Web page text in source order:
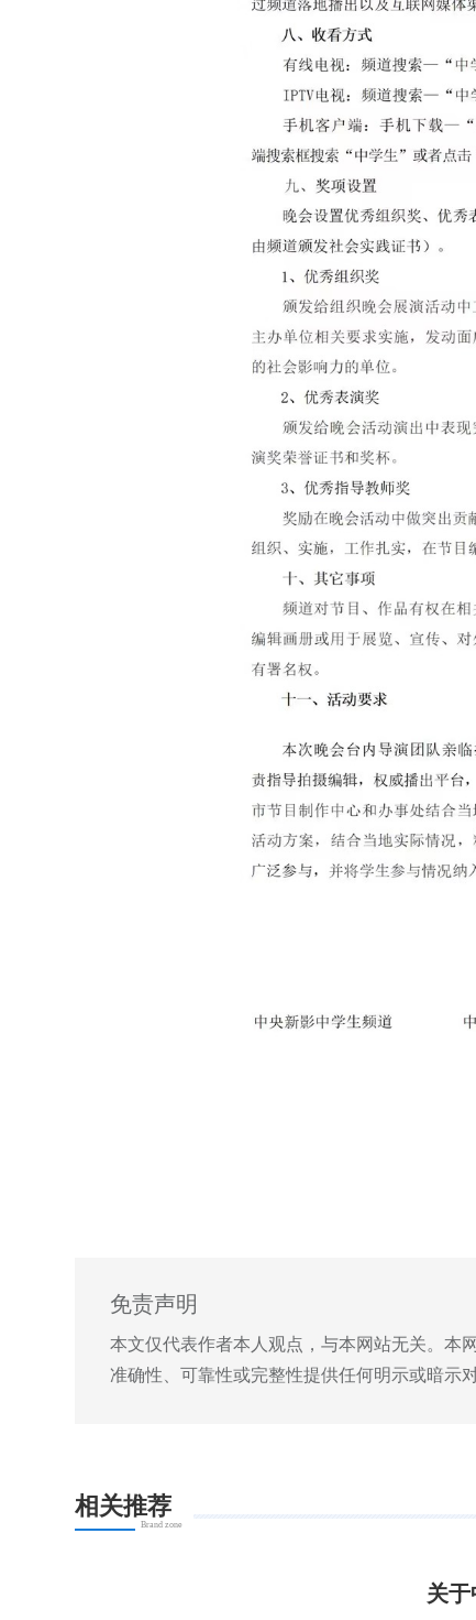
免责声明
本文仅代表作者本人观点，与本网站无关。本
准确性、可靠性或完整性提供任何明示或暗示
相关推荐
Brand zone
关